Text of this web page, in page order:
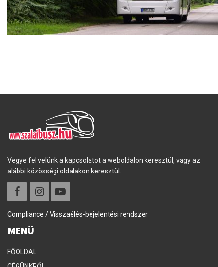
Vegye fel velünk a kapcsolatot a weboldalon keresztül, vagy az
alábbi közösségi oldalakon keresztül.
Compliance / Visszaélés-bejelentési rendszer
MENÜ
FŐOLDAL